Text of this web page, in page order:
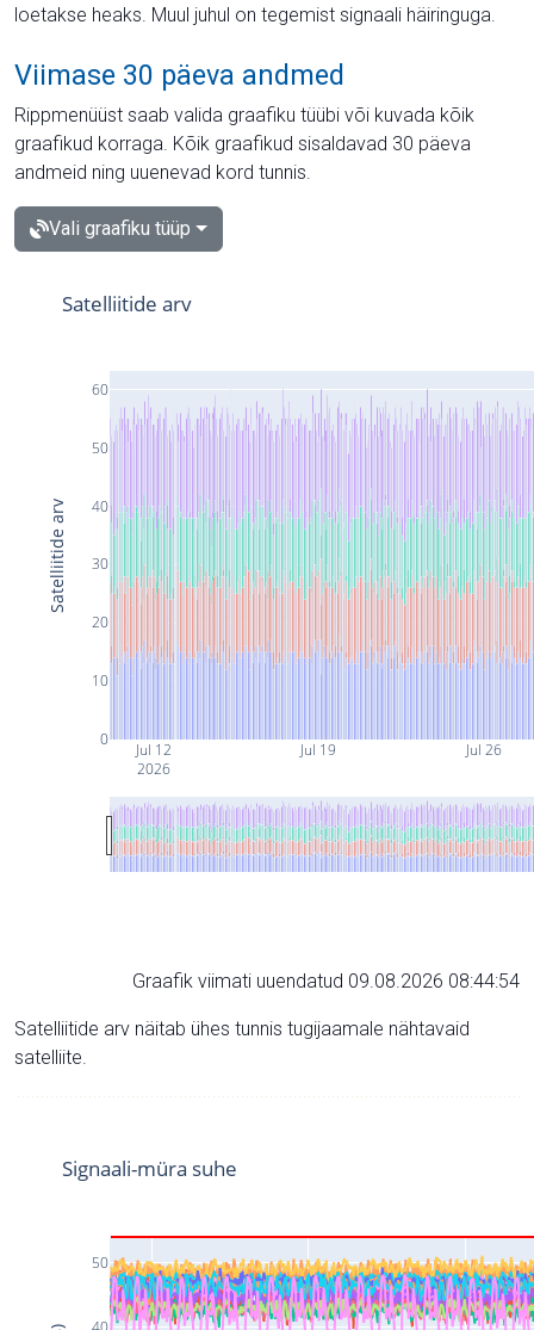
loetakse heaks. Muul juhul on tegemist signaali häiringuga.
Viimase 30 päeva andmed
Rippmenüüst saab valida graafiku tüübi või kuvada kõik
graafikud korraga. Kõik graafikud sisaldavad 30 päeva
andmeid ning uuenevad kord tunnis.
Vali graafiku tüüp
Jul 12
2026
Jul 19 Jul 26
0
10
20
30
40
50
60
Satelliitide arv
Satelliitide arv
Graafik viimati uuendatud 09.08.2026 08:44:54
Satelliitide arv näitab ühes tunnis tugijaamale nähtavaid
satelliite.
50
Signaali-müra suhe